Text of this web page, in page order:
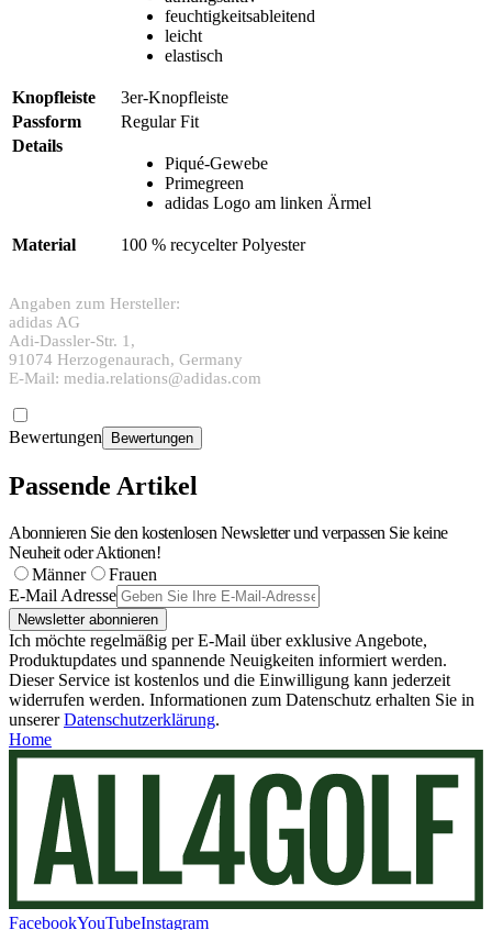
feuchtigkeitsableitend
leicht
elastisch
Knopfleiste
3er-Knopfleiste
Passform
Regular Fit
Details
Piqué-Gewebe
Primegreen
adidas Logo am linken Ärmel
Material 100 % recycelter Polyester
Angaben zum Hersteller:
adidas AG
Adi-Dassler-Str. 1,
91074 Herzogenaurach, Germany
E-Mail: media.relations@adidas.com
Bewertungen Bewertungen
Passende Artikel
Abonnieren Sie den kostenlosen Newsletter und verpassen Sie keine
Neuheit oder Aktionen!
Männer
Frauen
E-Mail Adresse
Newsletter abonnieren
Ich möchte regelmäßig per E-Mail über exklusive Angebote,
Produktupdates und spannende Neuigkeiten informiert werden.
Dieser Service ist kostenlos und die Einwilligung kann jederzeit
widerrufen werden. Informationen zum Datenschutz erhalten Sie in
unsererDatenschutzerklärung.
Home
FacebookYouTubeInstagram